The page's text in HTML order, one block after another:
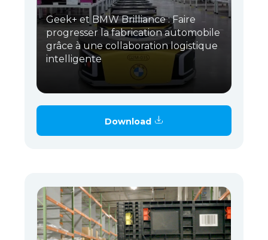
Geek+ et BMW Brilliance : Faire
progresser la fabrication automobile
grâce à une collaboration logistique
intelligente
Download